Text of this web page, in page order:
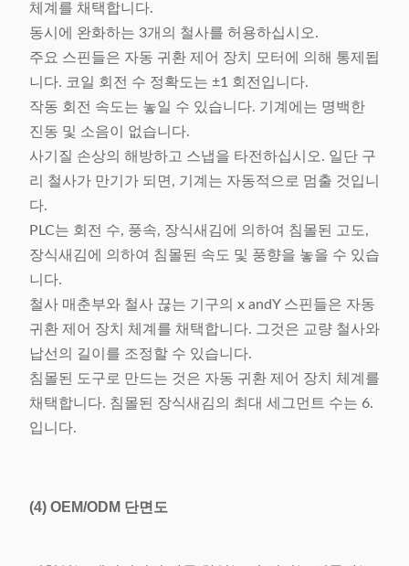
체계를 채택합니다.
동시에 완화하는 3개의 철사를 허용하십시오.
주요 스핀들은 자동 귀환 제어 장치 모터에 의해 통제됩
니다. 코일 회전 수 정확도는 ±1 회전입니다.
작동 회전 속도는 놓일 수 있습니다. 기계에는 명백한
진동 및 소음이 없습니다.
사기질 손상의 해방하고 스냅을 타전하십시오. 일단 구
리 철사가 만기가 되면, 기계는 자동적으로 멈출 것입니
다.
PLC는 회전 수, 풍속, 장식새김에 의하여 침몰된 고도,
장식새김에 의하여 침몰된 속도 및 풍향을 놓을 수 있습
니다.
철사 매춘부와 철사 끊는 기구의 x andY 스핀들은 자동
귀환 제어 장치 체계를 채택합니다. 그것은 교량 철사와
납선의 길이를 조정할 수 있습니다.
침몰된 도구로 만드는 것은 자동 귀환 제어 장치 체계를
채택합니다. 침몰된 장식새김의 최대 세그먼트 수는 6.
입니다.
(4) OEM/ODM 단면도